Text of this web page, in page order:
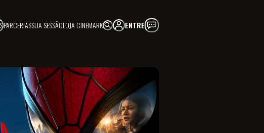
PARCERIASSUA SESSÃOLOJA CINEMARK ENTRE